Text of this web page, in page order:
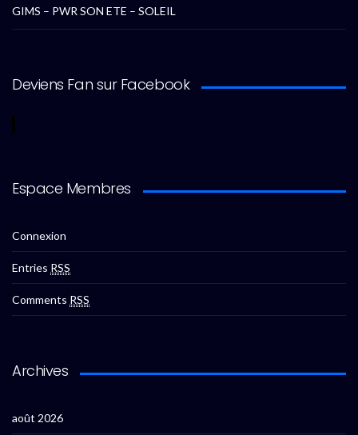
GIMS – PWR SON ETE – SOLEIL
Deviens Fan sur Facebook
Espace Membres
Connexion
Entries RSS
Comments RSS
Archives
août 2026